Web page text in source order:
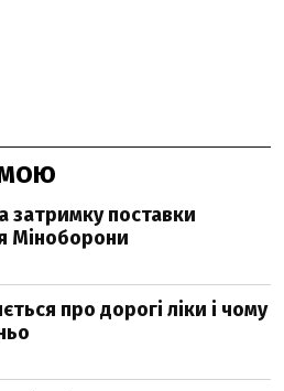
затримку поставки
Міноборони
про дорогі ліки і чому